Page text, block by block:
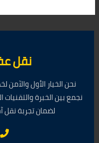
نقل
نحن الخيار الأول والآمن
نجمع بين الخبرة
لضمان تجربة